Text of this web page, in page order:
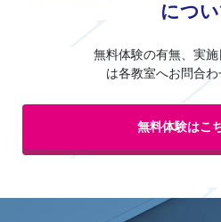
につ
無料体験の有無、実
は各教室へお問合わ
無料体験はこ